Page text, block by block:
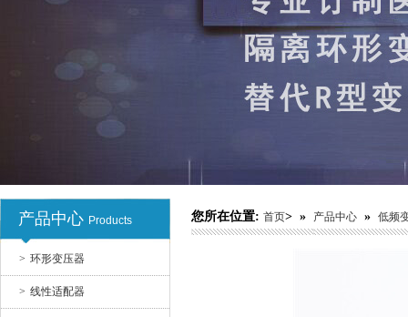
产品中心 Products
> 环形变压器
> 线性适配器
低频变压器
开关电源
您所在位置: 首页> » 产品中心 » 低频